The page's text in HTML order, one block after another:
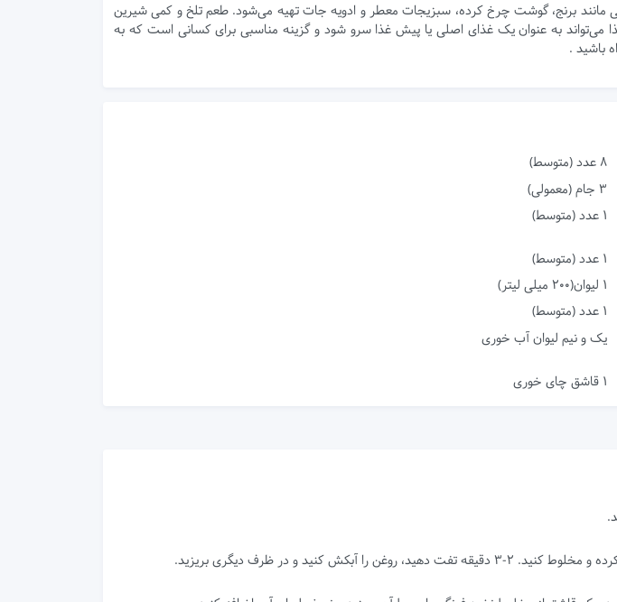
مانند برنج، گوشت چرخ کرده، سبزیجات معطر و ادویه جات تهیه می‌شود. طعم تلخ و کمی شیرین
به عنوان یک غذای اصلی یا پیش غذا سرو شود و گزینه مناسبی برای کسانی است که به
باشید .
8 عدد (متوسط)
3 جام (معمولی)
1 عدد (متوسط)
1 عدد (متوسط)
1 لیوان(۲۰۰ میلی لیتر)
1 عدد (متوسط)
یک و نیم لیوان آب خوری
1 قاشق چای خوری
کنید و در ظرف دیگری بریزید.